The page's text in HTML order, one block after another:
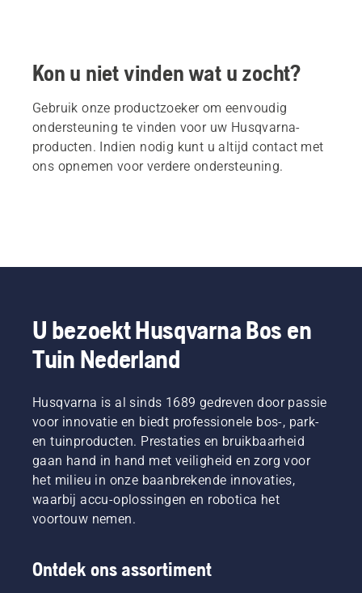
Kon u niet vinden wat u zocht?
Gebruik onze productzoeker om eenvoudig
ondersteuning te vinden voor uw Husqvarna-
producten. Indien nodig kunt u altijd contact met
ons opnemen voor verdere ondersteuning.
U bezoekt Husqvarna Bos en
Tuin Nederland
Husqvarna is al sinds 1689 gedreven door passie
voor innovatie en biedt professionele bos-, park-
en tuinproducten. Prestaties en bruikbaarheid
gaan hand in hand met veiligheid en zorg voor
het milieu in onze baanbrekende innovaties,
waarbij accu-oplossingen en robotica het
voortouw nemen.
Ontdek ons assortiment